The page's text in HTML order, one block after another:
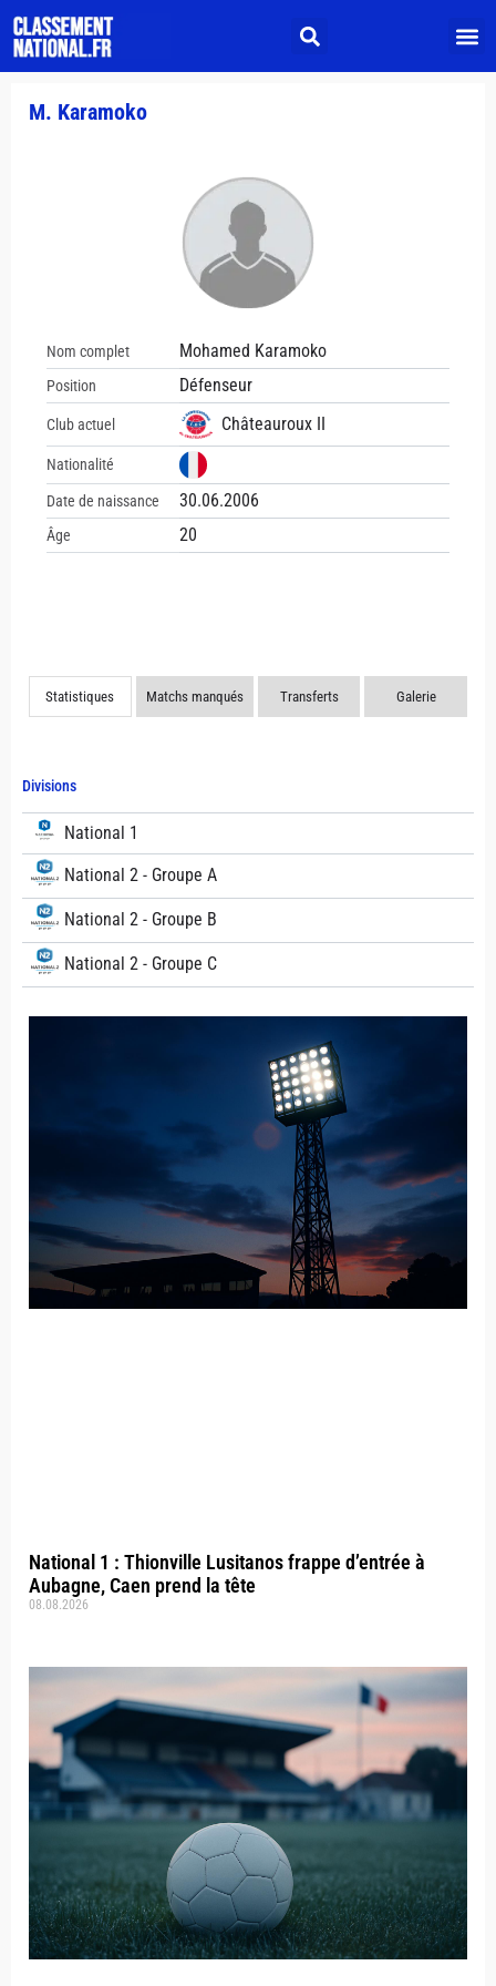
Divisions
National 1
National 2 - Groupe A
National 2 - Groupe B
National 2 - Groupe C
National 1 : Thionville Lusitanos frappe d’entrée à
Aubagne, Caen prend la tête
08.08.2026
M. Karamoko
Nom complet Mohamed Karamoko
Position Défenseur
Club actuel Châteauroux II
Nationalité
Date de naissance 30.06.2006
Âge 20
Statistiques Matchs manqués Transferts Galerie